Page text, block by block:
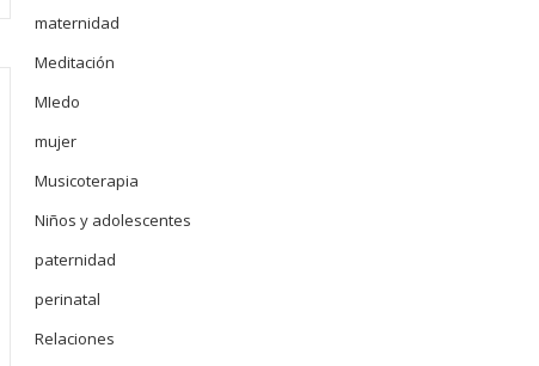
maternidad
Meditación
MIedo
mujer
Musicoterapia
Niños y adolescentes
paternidad
perinatal
Relaciones